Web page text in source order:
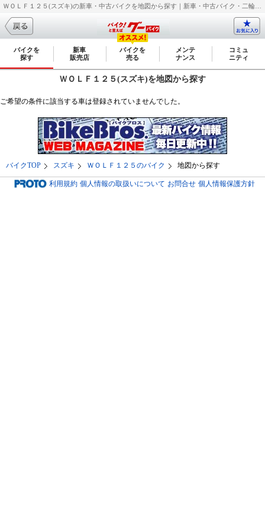
バイクを
探す
新車
販売店
バイクを
売る
メンテ
ナンス
コミュ
ニティ
ＷＯＬＦ１２５(スズキ)を地図から探す
ご希望の条件に該当する車は登録されていませんでした。
バイクTOP スズキ ＷＯＬＦ１２５のバイク 地図から探す
利用規約 個人情報の取扱いについて お問合せ 個人情報保護方針